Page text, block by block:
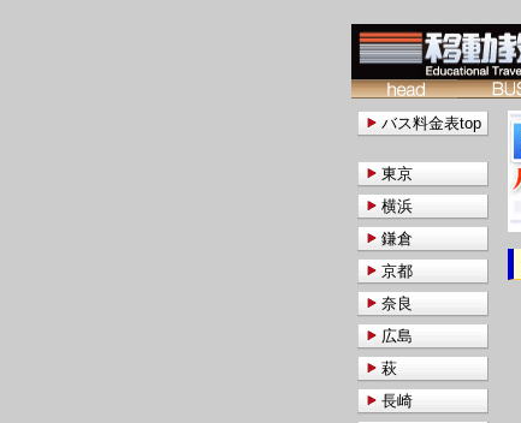
バス料金表top
東京
横浜
鎌倉
京都
奈良
広島
萩
長崎